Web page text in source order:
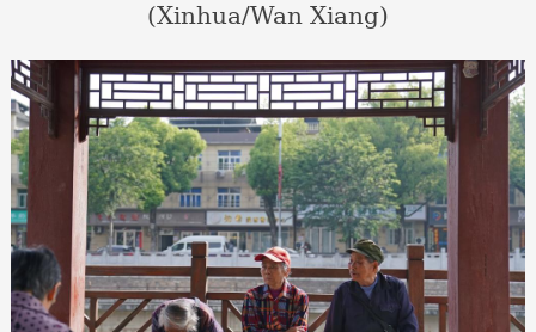
(Xinhua/Wan Xiang)